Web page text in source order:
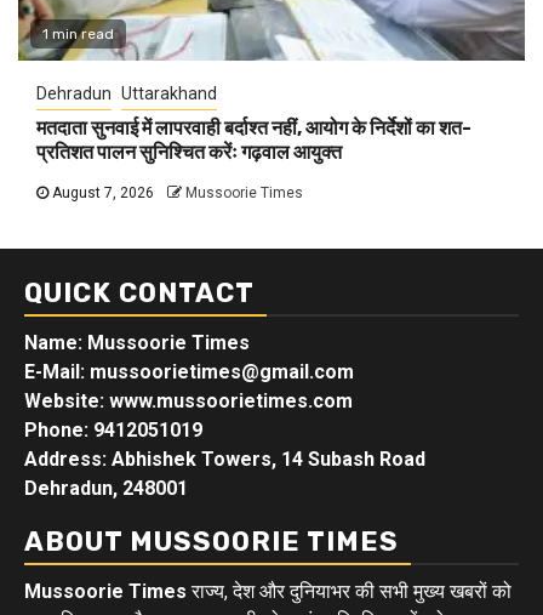
1 min read
Dehradun Uttarakhand
मतदाता सुनवाई में लापरवाही बर्दाश्त नहीं, आयोग के निर्देशों का शत-
प्रतिशत पालन सुनिश्चित करेंः गढ़वाल आयुक्त
August 7, 2026 Mussoorie Times
QUICK CONTACT
Name: Mussoorie Times
E-Mail: mussoorietimes@gmail.com
Website: www.mussoorietimes.com
Phone: 9412051019
Address: Abhishek Towers, 14 Subash Road
Dehradun, 248001
ABOUT MUSSOORIE TIMES
Mussoorie Times राज्य, देश और दुनियाभर की सभी मुख्य खबरों को